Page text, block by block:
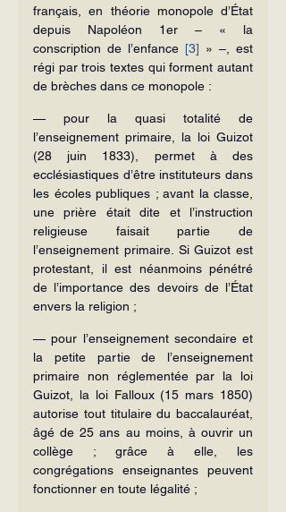
français, en théorie monopole d’État
depuis Napoléon 1er – « la
conscription de l’enfance [3] » –, est
régi par trois textes qui forment autant
de brèches dans ce monopole :
— pour la quasi totalité de
l’enseignement primaire, la loi Guizot
(28 juin 1833), permet à des
ecclésiastiques d’être instituteurs dans
les écoles publiques ; avant la classe,
une prière était dite et l’instruction
religieuse faisait partie de
l’enseignement primaire. Si Guizot est
protestant, il est néanmoins pénétré
de l’importance des devoirs de l’État
envers la religion ;
— pour l’enseignement secondaire et
la petite partie de l’enseignement
primaire non réglementée par la loi
Guizot, la loi Falloux (15 mars 1850)
autorise tout titulaire du baccalauréat,
âgé de 25 ans au moins, à ouvrir un
collège ; grâce à elle, les
congrégations enseignantes peuvent
fonctionner en toute légalité ;